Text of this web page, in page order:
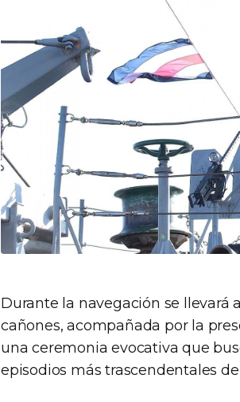
Durante la navegación se llevará
cañones, acompañada por la
una ceremonia evocativa que
episodios más trascendentales